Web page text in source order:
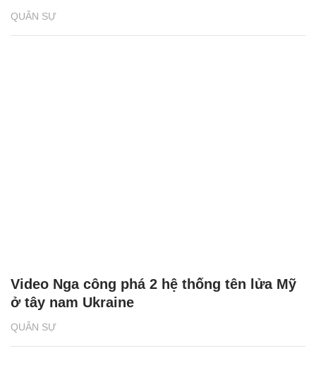
QUÂN SỰ
QUÂN SỰ
Video Nga công phá 2 hệ thống tên lửa Mỹ
ở tây nam Ukraine